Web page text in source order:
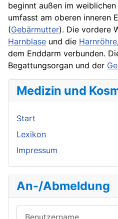
beginnt außen im weiblichen
umfasst am oberen inneren
(Gebärmutter). Die vordere
Harnblase und die Harnröhre
dem Enddarm verbunden.
Begattungsorgan und der
Medizin und
Start
Lexikon
Impressum
An-/Abmeldung